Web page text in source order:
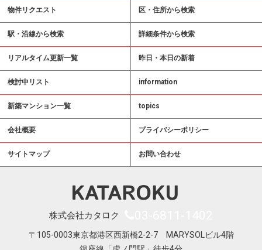
物件リクエスト 区・住所から検索
駅・沿線から検索 詳細条件から検索
リアルタイム更新一覧 昨日・本日の新着
検討中リスト information
新築マンション一覧 topics
会社概要 プライバシーポリシー
サイトマップ お問い合わせ
株式会社カタロク
〒105-0003東京都港区西新橋2-2-7 MARYSOLビル4階